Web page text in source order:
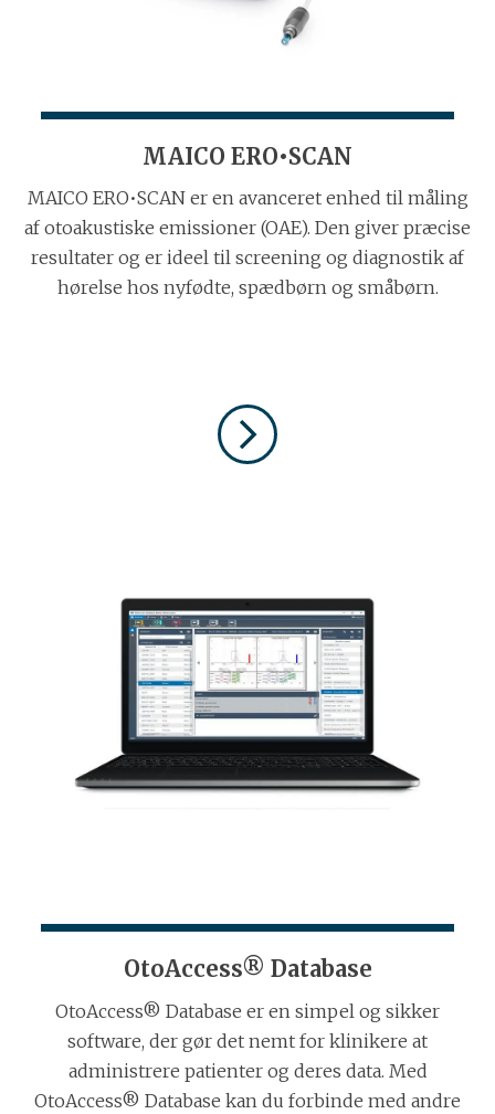
MAICO ERO•SCAN
MAICO ERO•SCAN er en avanceret enhed til måling
af otoakustiske emissioner (OAE). Den giver præcise
resultater og er ideel til screening og diagnostik af
hørelse hos nyfødte, spædbørn og småbørn.
OtoAccess® Database
OtoAccess® Database er en simpel og sikker
software, der gør det nemt for klinikere at
administrere patienter og deres data. Med
OtoAccess® Database kan du forbinde med andre